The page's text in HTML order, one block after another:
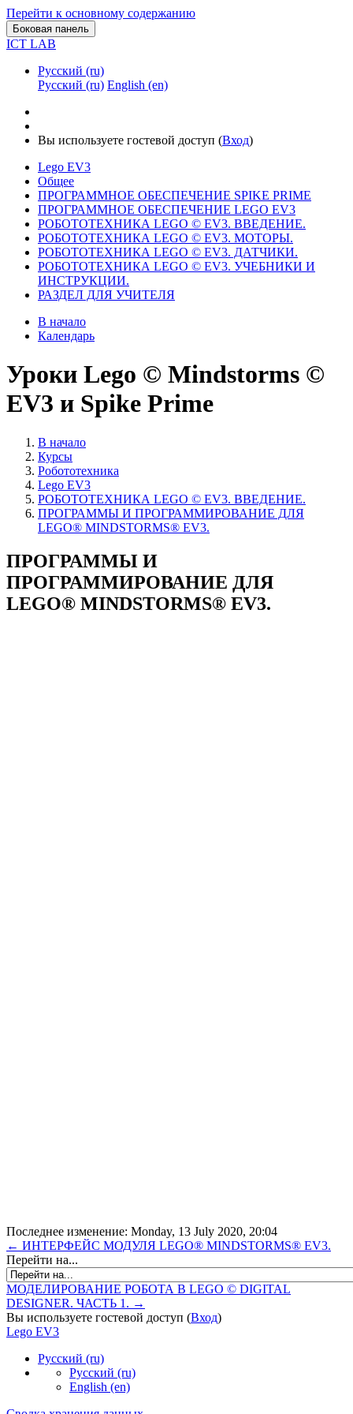
Перейти к основному содержанию
Боковая панель
ICT LAB
Русский ‎(ru)‎
Русский ‎(ru)‎ English ‎(en)‎
Вы используете гостевой доступ (Вход)
Lego EV3
Общее
ПРОГРАММНОЕ ОБЕСПЕЧЕНИЕ SPIKE PRIME
ПРОГРАММНОЕ ОБЕСПЕЧЕНИЕ LEGO EV3
РОБОТОТЕХНИКА LEGO © EV3. ВВЕДЕНИЕ.
РОБОТОТЕХНИКА LEGO © EV3. МОТОРЫ.
РОБОТОТЕХНИКА LEGO © EV3. ДАТЧИКИ.
РОБОТОТЕХНИКА LEGO © EV3. УЧЕБНИКИ И
ИНСТРУКЦИИ.
РАЗДЕЛ ДЛЯ УЧИТЕЛЯ
В начало
Календарь
Уроки Lego © Mindstorms ©
EV3 и Spike Prime
В начало
Курсы
Робототехника
Lego EV3
РОБОТОТЕХНИКА LEGO © EV3. ВВЕДЕНИЕ.
ПРОГРАММЫ И ПРОГРАММИРОВАНИЕ ДЛЯ
LEGO® MINDSTORMS® EV3.
ПРОГРАММЫ И
ПРОГРАММИРОВАНИЕ ДЛЯ
LEGO® MINDSTORMS® EV3.
Последнее изменение: Monday, 13 July 2020, 20:04
← ИНТЕРФЕЙС МОДУЛЯ LEGO® MINDSTORMS® EV3.
Перейти на...
МОДЕЛИРОВАНИЕ РОБОТА В LEGO © DIGITAL
DESIGNER. ЧАСТЬ 1. →
Вы используете гостевой доступ (Вход)
Lego EV3
Русский ‎(ru)‎
Русский ‎(ru)‎
English ‎(en)‎